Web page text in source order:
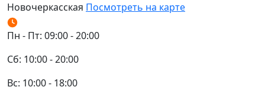
Новочеркасская Посмотреть на карте
Пн - Пт: 09:00 - 20:00
Сб: 10:00 - 20:00
Вс: 10:00 - 18:00